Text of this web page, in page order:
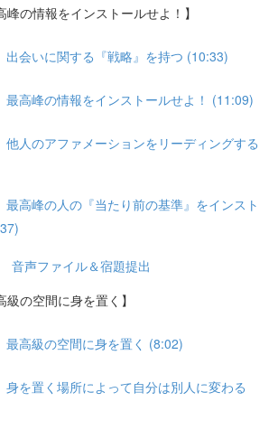
の情報をインストールせよ！】
会いに関する『戦略』を持つ (10:33)
高峰の情報をインストールせよ！ (11:09)
人のアファメーションをリーディングする
高峰の人の『当たり前の基準』をインスト
音声ファイル＆宿題提出
の空間に身を置く】
高級の空間に身を置く (8:02)
を置く場所によって自分は別人に変わる